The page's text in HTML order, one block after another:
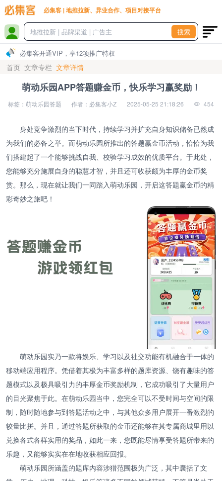
必集客 | 地推拉新、异业合作、项目对接平台
搜索
必集客开通VIP，享12项推广特权
首页 文章专栏 文章详情
萌动乐园APP答题赚金币，快乐学习赢奖励！
标签：萌动乐园答题 作者：必集客小Z 2025-05-25 21:18:26 454
身处竞争激烈的当下时代，持续学习并扩充自身知识储备已然成
为我们的必备之举。而萌动乐园所推出的答题赢金币活动，恰恰为我
们搭建起了一个能够挑战自我、校验学习成效的优质平台。于此处，
您能够充分施展自身的聪慧才智，并且还可收获颇为丰厚的金币奖
赏。那么，现在就让我们一同踏入萌动乐园，开启这答题赢金币的精
彩奇妙之旅吧！
萌动乐园实乃一款将娱乐、学习以及社交功能有机融合于一体的
移动端应用程序。凭借着其极为丰富多样的题库资源、饶有趣味的答
题模式以及极具吸引力的丰厚金币奖励机制，它成功吸引了大量用户
的目光聚焦于此。在萌动乐园当中，您完全可以不受时间与空间的限
制，随时随地参与到答题活动之中，与其他众多用户展开一番激烈的
较量比拼。并且，通过答题所获取的金币还能够在其专属商城里用以
兑换各式各样实用的奖品，如此一来，您既能尽情享受答题所带来的
乐趣，又能够实实在在地收获相应回报。
萌动乐园所涵盖的题库内容涉猎范围极为广泛，其中囊括了文